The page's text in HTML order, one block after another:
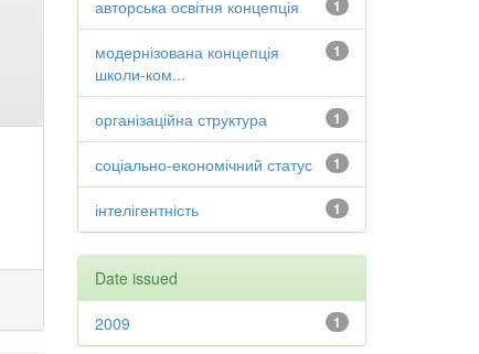
1
авторська освітня концепція
1
модернізована концепція
школи-ком...
1
організаційна структура
1
соціально-економічний статус
1
інтелігентність
Date issued
1
2009